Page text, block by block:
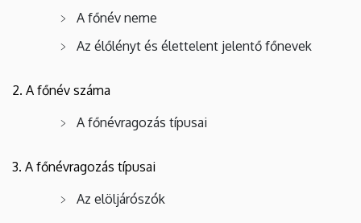
A főnév neme
Az élőlényt és élettelent jelentő főnevek
2. A főnév száma
A főnévragozás típusai
3. A főnévragozás típusai
Az elöljárószók